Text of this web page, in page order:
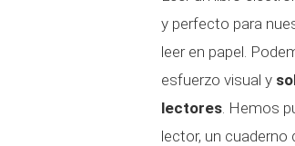
y perfecto para
leer en papel.
esfuerzo visual y
lectores. Hemos
lector, un cuaderno